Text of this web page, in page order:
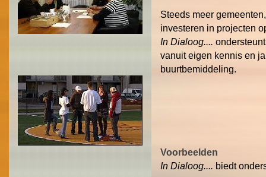
Steeds meer
investeren in projecten
In Dialoog....
vanuit eigen kennis en
buurtbemiddeling.
Voorbeelden
In Dialoog.... biedt